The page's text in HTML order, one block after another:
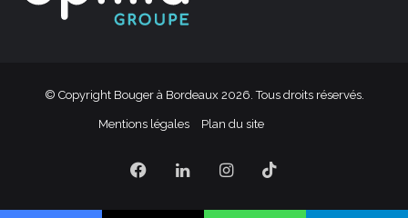
© Copyright Bouger à Bordeaux 2026. Tous droits réservés.
Mentions légales Plan du site
Facebook
LinkedinInstagram